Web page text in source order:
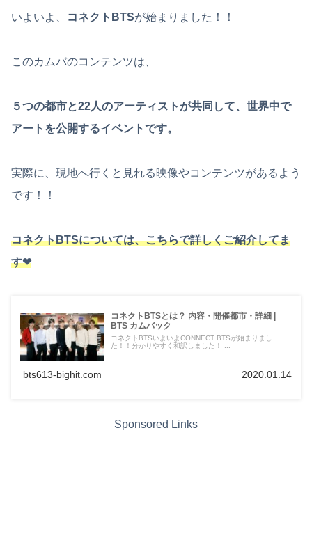
いよいよ、 コネクトBTSが始まりました！！
このカムバのコンテンツは、
５つの都市と22人のアーティストが共同して、世界中で
アートを公開するイベントです。
実際に、現地へ行くと見れる映像やコンテンツがあるよう
です！！
コネクトBTSについては、こちらで詳しくご紹介してま
す❤︎
コネクトBTSとは？ 内容・開催都市・詳細 |
BTS カムバック
コネクトBTSいよいよCONNECT BTSが始まりまし
た！！分かりやすく和訳しました！ ...
bts613-bighit.com 2020.01.14
Sponsored Links